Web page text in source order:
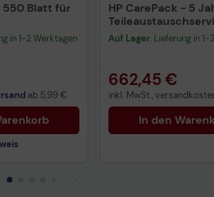
550 Blatt für
M630
M528
in 1-2 Werktagen
ab 5,99 €
HP CarePack - 5
LaserJet M528
Auf Lager: Lieferung in
662,45 €
inkl. MwSt.,
In den